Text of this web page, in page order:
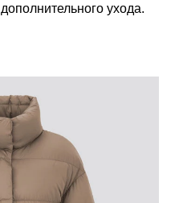
ухода.